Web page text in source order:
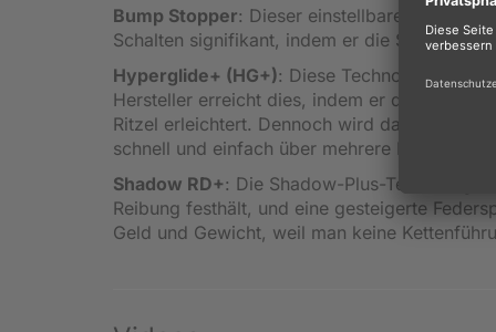
Bump Stopper: Dieser einstellbare
Schalten signifikant, indem er die Stöße
Hyperglide+ (HG+): Diese Technologie
Hersteller erreicht dies, indem er die Zähne
Ritzel erleichtert. Dennoch wird dafür
schnell und einfach über mehrere Ritzel nach
Shadow RD+: Die Shadow-Plus-
Reibung festhält, und eine gesteigerte
Geld und Gewicht, weil man keine